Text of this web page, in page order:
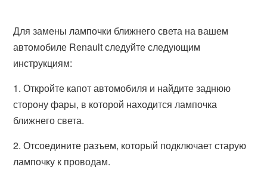
Для замены лампочки ближнего света на вашем
автомобиле Renault следуйте следующим
инструкциям:
1. Откройте капот автомобиля и найдите заднюю
сторону фары, в которой находится лампочка
ближнего света.
2. Отсоедините разъем, который подключает старую
лампочку к проводам.